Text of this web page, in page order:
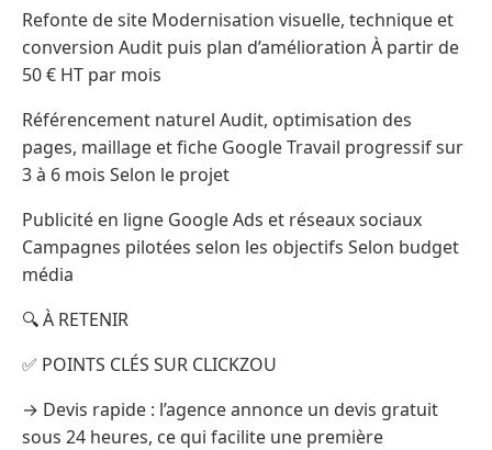
Refonte de site Modernisation visuelle, technique et
conversion Audit puis plan d’amélioration À partir de
50 € HT par mois
Référencement naturel Audit, optimisation des
pages, maillage et fiche Google Travail progressif sur
3 à 6 mois Selon le projet
Publicité en ligne Google Ads et réseaux sociaux
Campagnes pilotées selon les objectifs Selon budget
média
🔍 À RETENIR
✅ POINTS CLÉS SUR CLICKZOU
→ Devis rapide : l’agence annonce un devis gratuit
sous 24 heures, ce qui facilite une première